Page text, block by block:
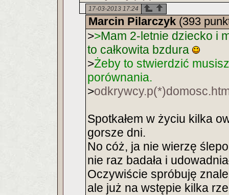
17-03-2013 17:24
Marcin Pilarczyk (393
>>Mam 2-letnie dziecko i
to całkowita bzdura
>Żeby to stwierdzić
porównania.
>
Spotkałem w życiu kilka
gorsze dni.
No cóż, ja nie wierzę
nie raz badała i
Oczywiście spróbuję
ale już na wstępie kilka